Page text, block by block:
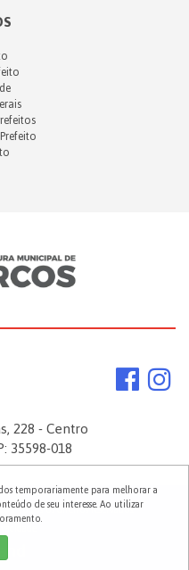
228 - Centro
35598-018
. Todos os direitos reservados.
temporariamente para melhorar a
de seu interesse. Ao utilizar